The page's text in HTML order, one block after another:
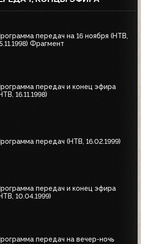
передач на 16 ноября (НТВ,
Фрагмент
передач и конец эфира
16.11.1998)
передач (НТВ, 16.02.1999)
передач и конец эфира
10.04.1999)
передач на вечер-ночь